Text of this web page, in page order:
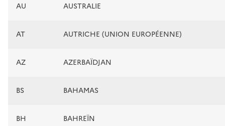
AU AUSTRALIE
AT AUTRICHE (UNION EUROPÉENNE)
AZ AZERBAÏDJAN
BS BAHAMAS
BH BAHREÏN